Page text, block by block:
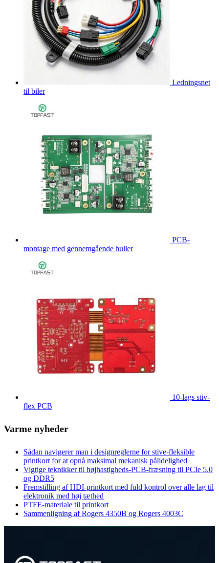
Ledningsnet
til biler
PCB-
montage med gennemgående huller
10-lags stiv-
flex PCB
Varme nyheder
Sådan navigerer man i designreglerne for stive-fleksible
printkort for at opnå maksimal mekanisk pålidelighed
Vigtige teknikker til højhastigheds-PCB-fræsning til PCIe 5.0
og DDR5
Fremstilling af HDI-printkort med fuld kontrol over alle lag til
elektronik med høj tæthed
PTFE-materiale til printkort
Sammenligning af Rogers 4350B og Rogers 4003C